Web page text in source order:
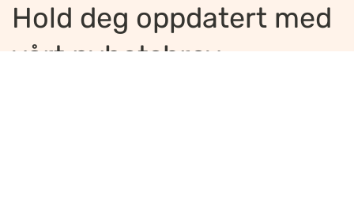
Hold deg oppdatert med
vårt nyhetsbrev